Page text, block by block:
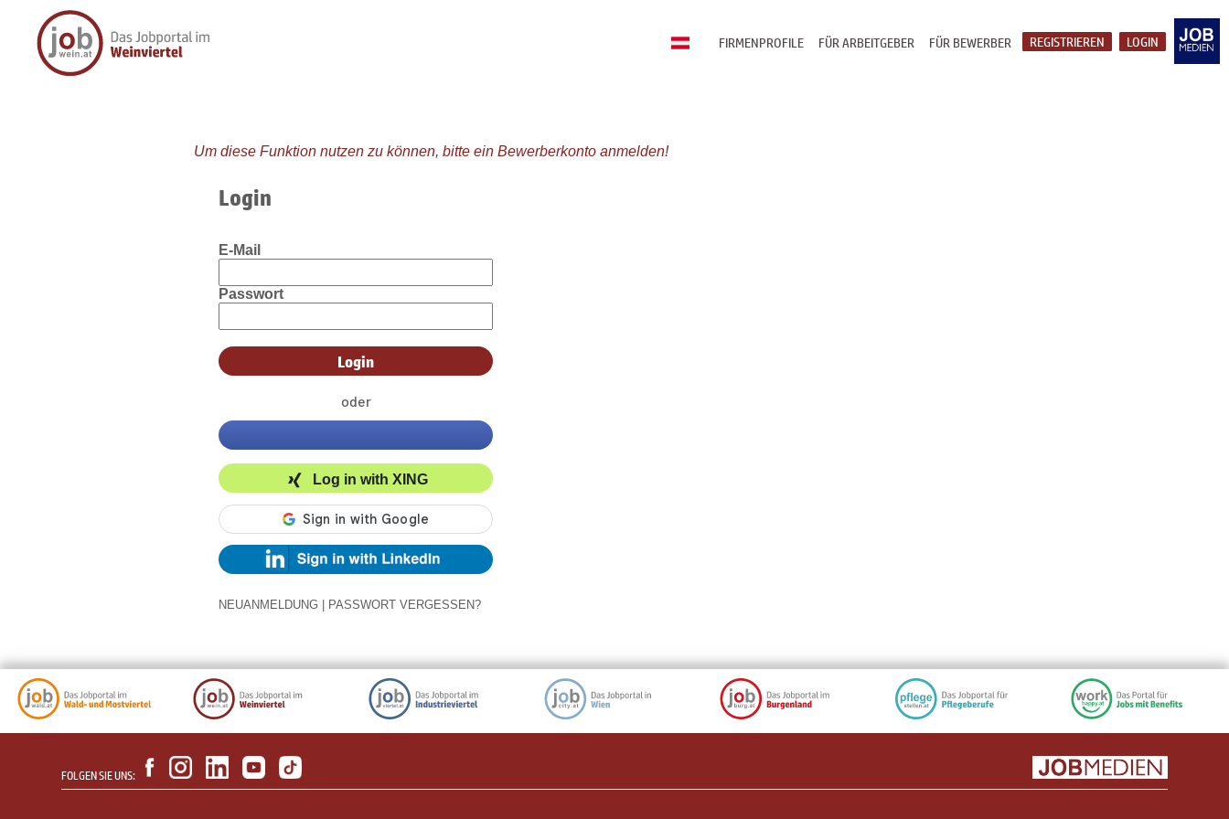
LOGIN
REGISTRIEREN
FÜR BEWERBER
FÜR ARBEITGEBER
FIRMENPROFILE
Um diese Funktion nutzen zu können, bitte ein Bewerberkonto anmelden!
Login
E-Mail
Passwort
oder
Log in with XING
NEUANMELDUNG PASSWORT VERGESSEN?
FOLGEN SIE UNS: